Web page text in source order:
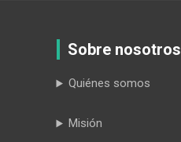
Sobre nosotros
Quiénes somos
Misión